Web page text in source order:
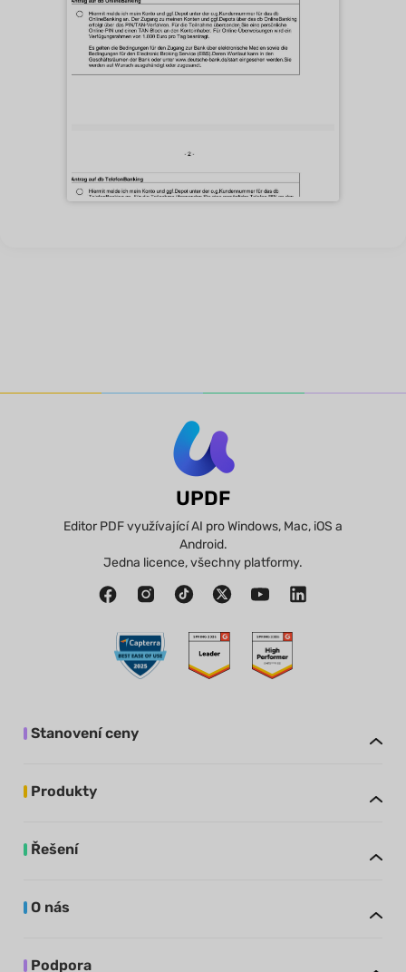
UPDF
Editor PDF využívající AI pro Windows, Mac, iOS a
Android.
Jedna licence, všechny platformy.
Stanovení ceny
Produkty
Řešení
O nás
Podpora